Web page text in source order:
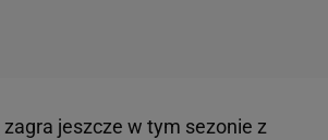
zagra jeszcze w tym sezonie z